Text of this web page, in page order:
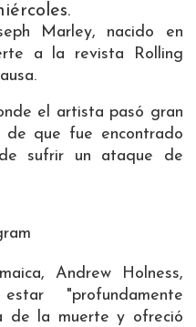
Marley, nacido en
a la revista Rolling
el artista pasó gran
que fue encontrado
sufrir un ataque de
Andrew Holness,
"profundamente
de la muerte y ofreció